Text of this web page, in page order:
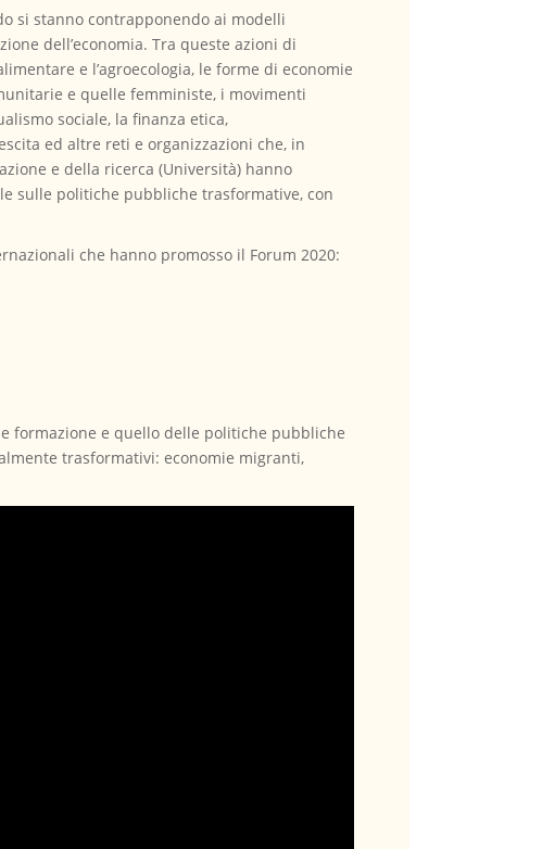
si stanno contrapponendo ai modelli
dell’economia. Tra queste azioni di
e l’agroecologia, le forme di economie
e quelle femministe, i movimenti
sociale, la finanza etica,
ed altre reti e organizzazioni che, in
e della ricerca (Università) hanno
sulle politiche pubbliche trasformative, con
che hanno promosso il Forum 2020:
formazione e quello delle politiche pubbliche
trasformativi: economie migranti,